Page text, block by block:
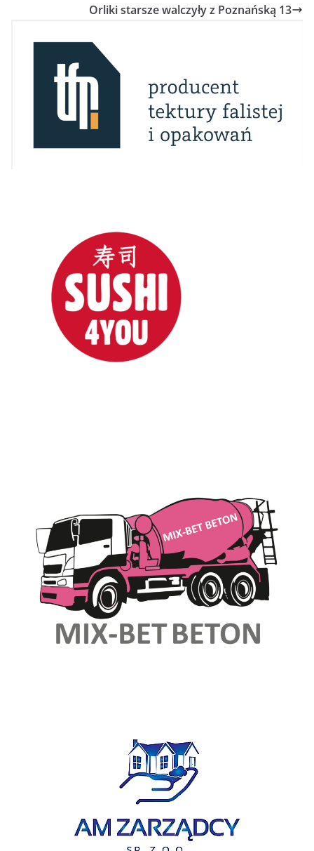
Orliki starsze walczyły z Poznańską 13